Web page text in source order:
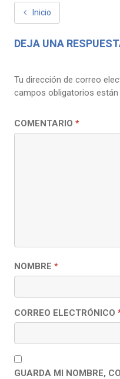
NAVEGACIÓN
ENTRADAS
Inicio
DEJA UNA
Tu dirección de correo
campos obligatorios
COMENTARIO *
NOMBRE *
CORREO ELECTRÓNICO
GUARDA MI NOMBRE,